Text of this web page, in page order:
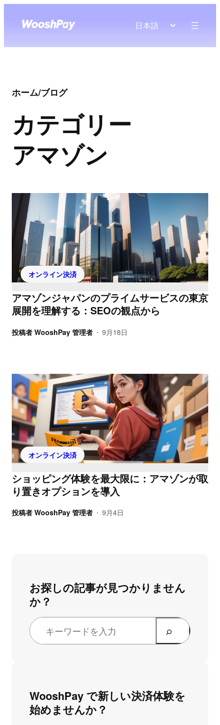
日本語
ホーム/ブログ
カテゴリー
アマゾン
オンライン決済
アマゾンジャパンのプライムサービスの東京
展開を理解する：SEOの観点から
投稿者 WooshPay 管理者 • 9月18日
オンライン決済
ショッピング体験を最大限に：アマゾンが取
り置きオプションを導入
投稿者 WooshPay 管理者 • 9月4日
お探しの記事が見つかりません
か？
WooshPay で新しい決済体験を
始めませんか？